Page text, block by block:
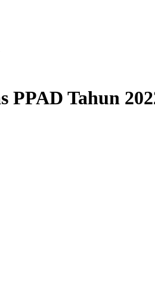
PPAD Tahun